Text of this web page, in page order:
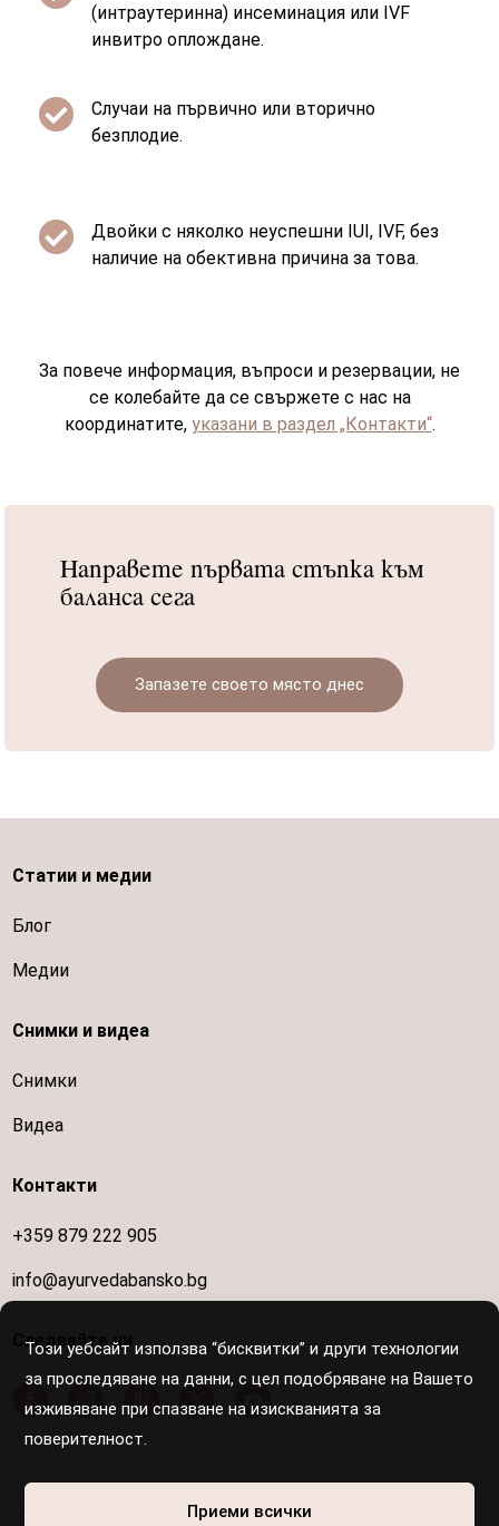
Този уебсайт използва “бисквитки” и други технологии
за проследяване на данни, с цел подобряване на Вашето
изживяване при спазване на изискванията за
поверителност.
Приеми всички
(интраутеринна) инсеминация или IVF
инвитро оплождане.

Случаи на първично или вторично
безплодие.

Двойки с няколко неуспешни IUI, IVF, без
наличие на обективна причина за това.
За повече информация, въпроси и резервации, не
се колебайте да се свържете с нас на
координатите, указани в раздел „Контакти“.
Направете първата стъпка към
баланса сега
Запазете своето място днес
Статии и медии
Блог
Медии
Снимки и видеа
Снимки
Видеа
Контакти
+359 879 222 905
info@ayurvedabansko.bg
Следвайте ни
Осигурен е достъп за хора с увреждания